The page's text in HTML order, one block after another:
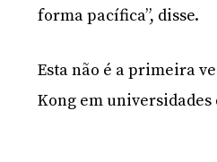
forma pacífica”, disse.
Esta não é a primeira
Kong em